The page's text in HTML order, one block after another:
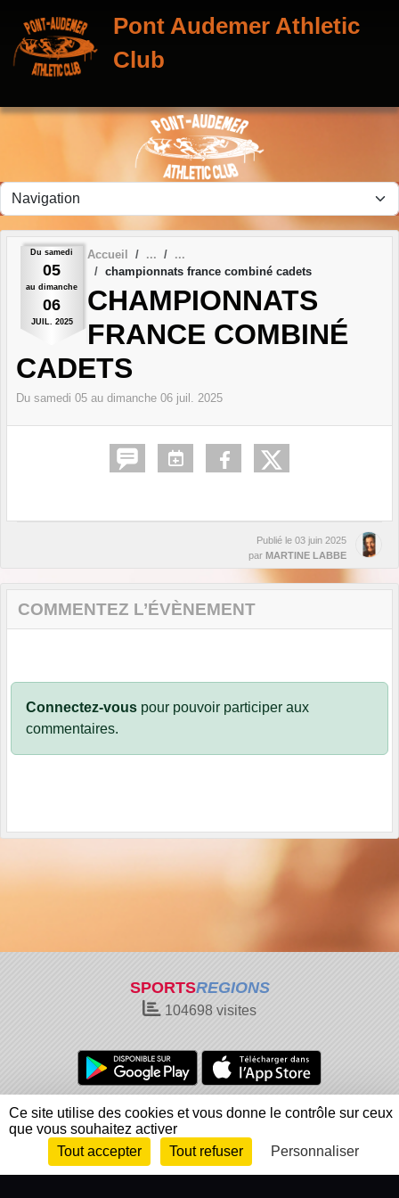
Pont Audemer Athletic
Club
Du samedi
05
au dimanche
06
JUIL. 2025
Accueil
championnats france combiné cadets
CHAMPIONNATS
FRANCE COMBINÉ
CADETS
Du samedi 05 au dimanche 06 juil. 2025
Publié le 03 juin 2025
par MARTINE LABBE
COMMENTEZ L’ÉVÈNEMENT
Connectez-vous pour pouvoir participer aux
commentaires.
SPORTSREGIONS
104698 visites
Charte cookies
Gestion des cookies
Informations légales
Signaler un contenu inapproprié
Envie de participer ?
Connexion
Ce site utilise des cookies et vous donne le contrôle sur ceux
que vous souhaitez activer
Tout accepter
Tout refuser Personnaliser